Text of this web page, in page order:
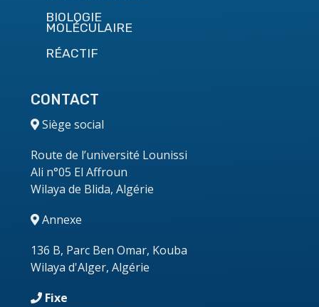
BIOLOGIE
MOLÉCULAIRE
RÉACTIF
CONTACT
Siège social
Route de l’université Lounissi
Ali n°05 El Affroun
Wilaya de Blida, Algérie
Annexe
136 B, Parc Ben Omar, Kouba
Wilaya d'Alger, Algérie
Fixe